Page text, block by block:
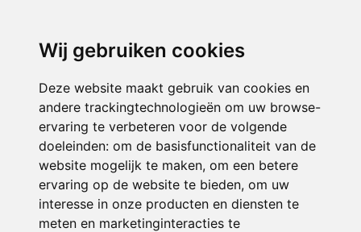
Wij gebruiken cookies
Deze website maakt gebruik van cookies en
andere trackingtechnologieën om uw browse-
ervaring te verbeteren voor de volgende
doeleinden: om de basisfunctionaliteit van de
website mogelijk te maken, om een betere
ervaring op de website te bieden, om uw
interesse in onze producten en diensten te
meten en marketinginteracties te
ONDERDEEL VAN
© 2026 Avonturijn | Alle rechten voorbehouden